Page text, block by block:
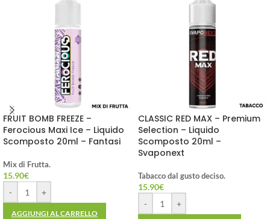
FRUIT BOMB FREEZE –
Ferocious Maxi Ice – Liquido
Scomposto 20ml – Fantasi
Mix di Frutta.
15.90€
-
+
AGGIUNGI AL CARRELLO
CLASSIC RED MAX – Premium
Selection – Liquido
Scomposto 20ml –
Svaponext
Tabacco dal gusto deciso.
15.90€
-
+